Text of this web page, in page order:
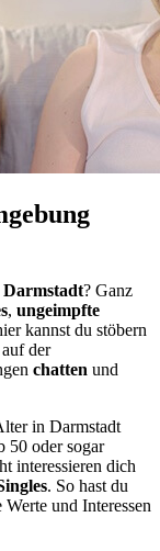
Darmstadt? Ganz
, ungeimpfte
kannst du stöbern
der
chatten und
in Darmstadt
50 oder sogar
interessieren dich
. So hast du
und Interessen